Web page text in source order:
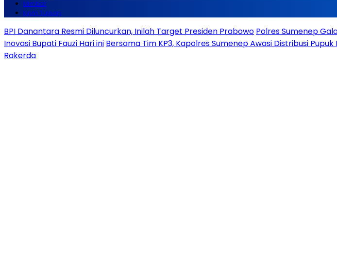
Mimbar
Kirim Tulisan
BPI Danantara Resmi Diluncurkan, Inilah Target Presiden Prabowo Polres Sumenep
Inovasi Bupati Fauzi Hari ini Bersama Tim KP3, Kapolres Sumenep Awasi Distribusi Pupuk
Rakerda